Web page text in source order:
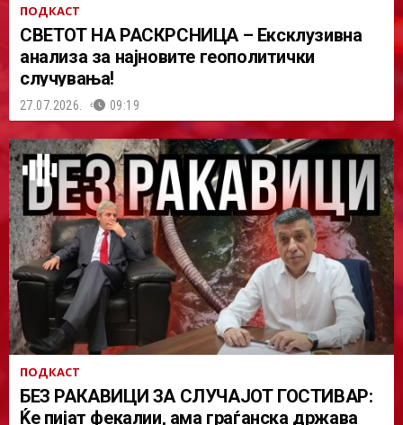
ПОДКАСТ
СВЕТОТ НА РАСКРСНИЦА – Ексклузивна
анализа за најновите геополитички
случувања!
27.07.2026. 09:19
ПОДКАСТ
БЕЗ РАКАВИЦИ ЗА СЛУЧАЈОТ ГОСТИВАР:
Ќе пијат фекалии, ама граѓанска држава